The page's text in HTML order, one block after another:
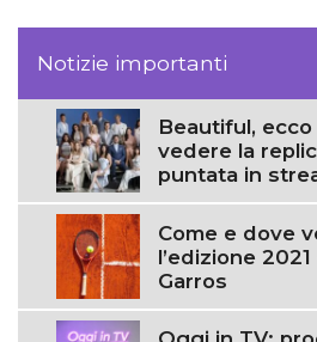
Notizie importanti
Beautiful,
vedere la
puntata in
Come e dove
l’edizione
Garros